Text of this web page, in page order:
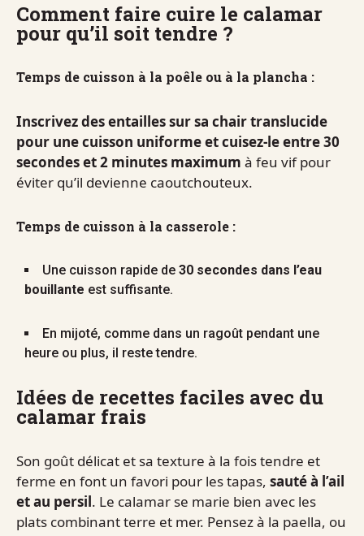
Comment faire cuire le calamar
pour qu’il soit tendre ?
Temps de cuisson à la poêle ou à la plancha :
Inscrivez des entailles sur sa chair translucide
pour une cuisson uniforme et cuisez-le entre 30
secondes et 2 minutes maximum à feu vif pour
éviter qu’il devienne caoutchouteux.
Temps de cuisson à la casserole :
Une cuisson rapide de 30 secondes dans l’eau
bouillante est suffisante.
En mijoté, comme dans un ragoût pendant une
heure ou plus, il reste tendre.
Idées de recettes faciles avec du
calamar frais
Son goût délicat et sa texture à la fois tendre et
ferme en font un favori pour les tapas, sauté à l’ail
et au persil. Le calamar se marie bien avec les
plats combinant terre et mer. Pensez à la paella, ou